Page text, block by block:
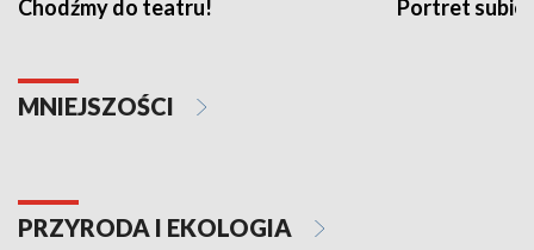
Chodźmy do teatru! Portret
MNIEJSZOŚCI
PRZYRODA I EKOLOGIA